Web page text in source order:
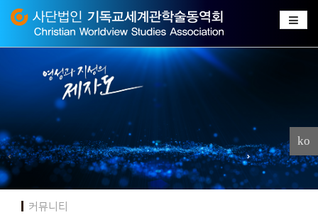
커뮤니티
ko
스케치북5
스케치북5